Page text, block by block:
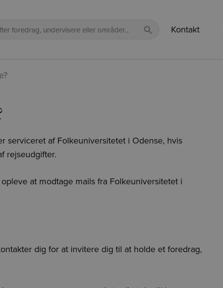
Kontakt
serviceret af Folkeuniversitetet i Odense, hvis
rejseudgifter.
at modtage mails fra Folkeuniversitetet i
dig for at invitere dig til at holde et foredrag,